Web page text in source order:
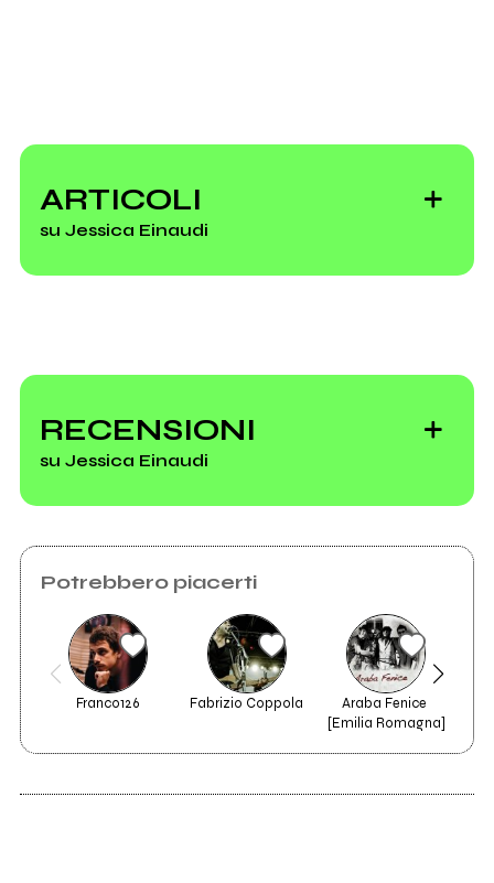
press foto
ARTICOLI
su Jessica Einaudi
Linecheck Music
Festival, il
RECENSIONI
su Jessica Einaudi
A Thousand Lives
2017
Black and gold
Potrebbero piacerti
Franco126 Fabrizio Coppola
Araba Fenice
[Emilia Romagna]